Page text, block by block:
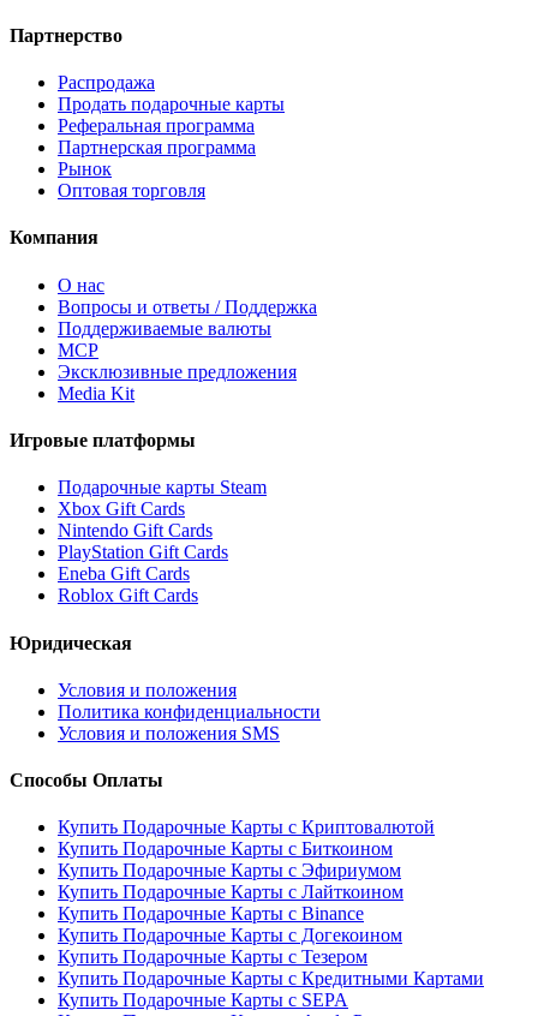
Партнерство
Распродажа
Продать подарочные карты
Реферальная программа
Партнерская программа
Рынок
Оптовая торговля
Компания
О нас
Вопросы и ответы / Поддержка
Поддерживаемые валюты
MCP
Эксклюзивные предложения
Media Kit
Игровые платформы
Подарочные карты Steam
Xbox Gift Cards
Nintendo Gift Cards
PlayStation Gift Cards
Eneba Gift Cards
Roblox Gift Cards
Юридическая
Условия и положения
Политика конфиденциальности
Условия и положения SMS
Способы Оплаты
Купить Подарочные Карты с Криптовалютой
Купить Подарочные Карты с Биткоином
Купить Подарочные Карты с Эфириумом
Купить Подарочные Карты с Лайткоином
Купить Подарочные Карты с Binance
Купить Подарочные Карты с Догекоином
Купить Подарочные Карты с Тезером
Купить Подарочные Карты с Кредитными Картами
Купить Подарочные Карты с SEPA